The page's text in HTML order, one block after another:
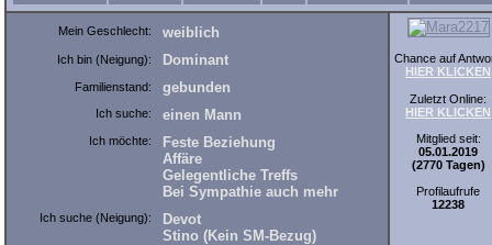
Mein Geschlecht: weiblich
Ich bin (Neigung): Dominant
Familienstand: gebunden
Ich suche: einen Mann
Ich möchte:
Feste Beziehung
Affäre
Gelegentliche Treffs
Bei Sympathie auch mehr
Ich suche (Neigung):
Devot
Stino (Kein SM-Bezug)
Chance auf
HIER KLICKEN
Zuletzt Online:
HIER KLICKEN
Mitglied seit:
05.01.2019
(2770 Tagen)
Profilaufrufe
12238